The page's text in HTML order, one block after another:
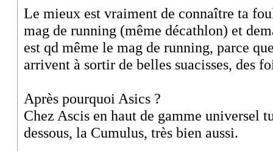
Le mieux est vraiment de connaître ta
mag de running (même décathlon) et
est qd même le mag de running, parce
arrivent à sortir de belles suacisses, des
Après pourquoi Asics ?
Chez Ascis en haut de gamme universel
dessous, la Cumulus, très bien aussi.